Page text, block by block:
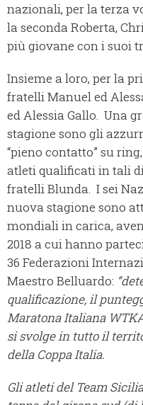
nazionali, per la terza
la seconda Roberta,
più giovane con i suoi
Insieme a loro, per la
fratelli Manuel ed
ed Alessia Gallo. Una
stagione sono gli
“pieno contatto” su
atleti qualificati in tali
fratelli Blunda. I sei
nuova stagione sono
mondiali in carica,
2018 a cui hanno
36 Federazioni
Maestro Belluardo:
qualificazione, il
Maratona Italiana
si svolge in tutto il
della Coppa Italia.
Gli atleti del Team